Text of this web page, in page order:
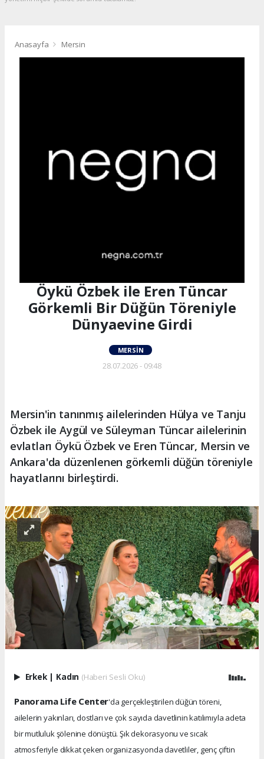
Anasayfa Mersin
Öykü Özbek ile Eren Tüncar
Görkemli Bir Düğün Töreniyle
Dünyaevine Girdi
MERSIN
28.07.2026 - 09:48
Mersin'in tanınmış ailelerinden Hülya ve Tanju
Özbek ile Aygül ve Süleyman Tüncar ailelerinin
evlatları Öykü Özbek ve Eren Tüncar, Mersin ve
Ankara'da düzenlenen görkemli düğün töreniyle
hayatlarını birleştirdi.
Erkek | Kadın (Haberi Sesli Oku)
Panorama Life Center'da gerçekleştirilen düğün töreni,
ailelerin yakınları, dostları ve çok sayıda davetlinin katılımıyla adeta
bir mutluluk şölenine dönüştü. Şık dekorasyonu ve sıcak
atmosferiyle dikkat çeken organizasyonda davetliler, genç çiftin